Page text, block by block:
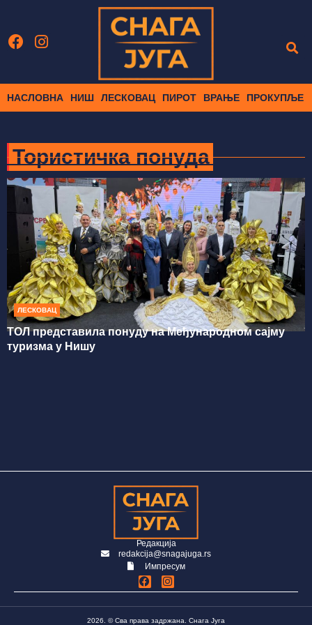
НАСЛОВНА НИШ ЛЕСКОВАЦ ПИРОТ ВРАЊЕ ПРОКУПЉЕ
Тористичка понуда
ЛЕСКОВАЦ
ТОЛ представила понуду на Међународном сајму
туризма у Нишу
Редакција
redakcija@snagajuga.rs
Импресум
2026. © Сва права задржана. Снага Југа